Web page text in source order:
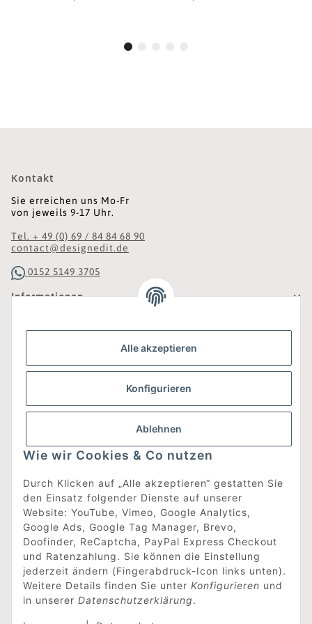
Alle akzeptieren
Konfigurieren
Ablehnen
Wie wir Cookies & Co nutzen
Durch Klicken auf „Alle akzeptieren“ gestatten Sie
den Einsatz folgender Dienste auf unserer
Website: YouTube, Vimeo, Google Analytics,
Google Ads, Google Tag Manager, Brevo,
Doofinder, ReCaptcha, PayPal Express Checkout
und Ratenzahlung. Sie können die Einstellung
jederzeit ändern (Fingerabdruck-Icon links unten).
Weitere Details finden Sie unter Konfigurieren und
in unserer Datenschutzerklärung.
Kontakt
Sie erreichen uns Mo-Fr
von jeweils 9-17 Uhr.
Tel. + 49 (0) 69 / 84 84 68 90
contact@designedit.de
0152 5149 3705
Informationen
Gesetzliche Informationen
Was ist DesignEdit_?
Eine Online-Boutique für individuelles Design.
Ausgewählte Designer-Möbel und Accessoires, neue und
gebrauchte Designklassiker, die Entdeckung
unbekannter Manufakturen und Interior-Schätze aus
aller Welt sowie ein Blogazine mit jeder Menge
Inspiration.
Für alle, die nach dem Besonderen suchen!
[mehr erfahren]
Vertrag widerrufen